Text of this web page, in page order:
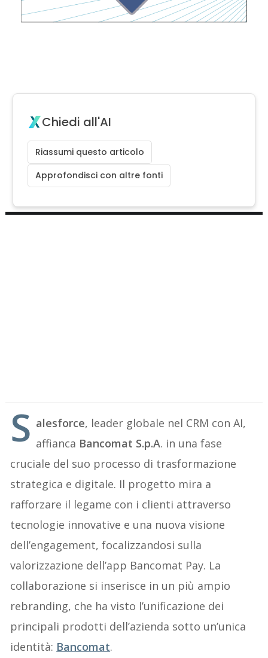
Chiedi all'AI
Riassumi questo articolo
Approfondisci con altre fonti
S alesforce, leader globale nel CRM con AI,
affianca Bancomat S.p.A. in una fase
cruciale del suo processo di trasformazione
strategica e digitale. Il progetto mira a
rafforzare il legame con i clienti attraverso
tecnologie innovative e una nuova visione
dell’engagement, focalizzandosi sulla
valorizzazione dell’app Bancomat Pay. La
collaborazione si inserisce in un più ampio
rebranding, che ha visto l’unificazione dei
principali prodotti dell’azienda sotto un’unica
identità: Bancomat.